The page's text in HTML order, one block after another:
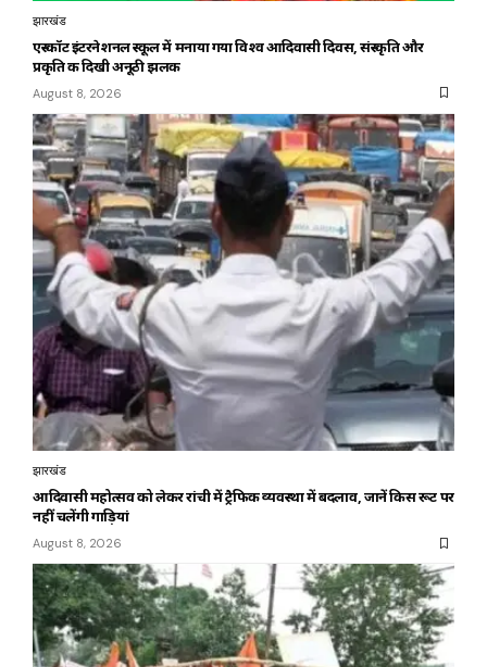
झारखंड
एस्कॉट इंटरनेशनल स्कूल में मनाया गया विश्व आदिवासी दिवस, संस्कृति और
प्रकृति की दिखी अनूठी झलक
August 8, 2026
झारखंड
आदिवासी महोत्सव को लेकर रांची में ट्रैफिक व्यवस्था में बदलाव, जानें किस रूट पर
नहीं चलेंगी गाड़ियां
August 8, 2026